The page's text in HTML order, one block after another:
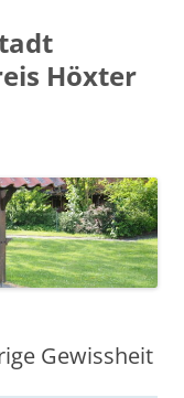
Höxter
Gewissheit